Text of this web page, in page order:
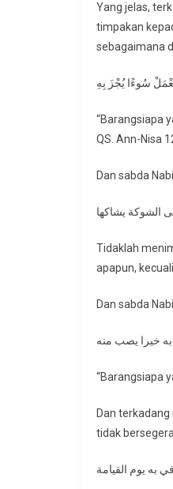
Yang jelas,
timpakan
sebagaimana
“Barangsiapa
QS. Ann-Nisa
Tidaklah
apapun,
“Barangsiapa
Dan